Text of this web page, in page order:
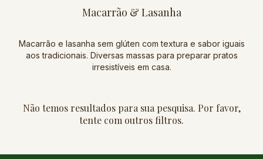
Macarrão & Lasanha
Macarrão e lasanha sem glúten com textura e sabor iguais
aos tradicionais. Diversas massas para preparar pratos
irresistíveis em casa.
Não temos resultados para sua pesquisa. Por favor,
tente com outros filtros.